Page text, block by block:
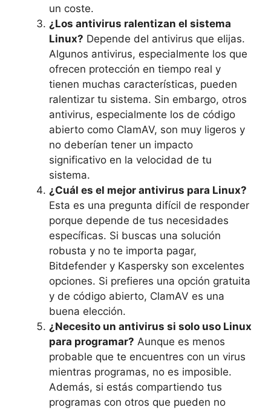
un coste.
¿Los antivirus ralentizan el sistema
Linux? Depende del antivirus que elijas.
Algunos antivirus, especialmente los que
ofrecen protección en tiempo real y
tienen muchas características, pueden
ralentizar tu sistema. Sin embargo, otros
antivirus, especialmente los de código
abierto como ClamAV, son muy ligeros y
no deberían tener un impacto
significativo en la velocidad de tu
sistema.
¿Cuál es el mejor antivirus para Linux?
Esta es una pregunta difícil de responder
porque depende de tus necesidades
específicas. Si buscas una solución
robusta y no te importa pagar,
Bitdefender y Kaspersky son excelentes
opciones. Si prefieres una opción gratuita
y de código abierto, ClamAV es una
buena elección.
¿Necesito un antivirus si solo uso Linux
para programar? Aunque es menos
probable que te encuentres con un virus
mientras programas, no es imposible.
Además, si estás compartiendo tus
programas con otros que pueden no